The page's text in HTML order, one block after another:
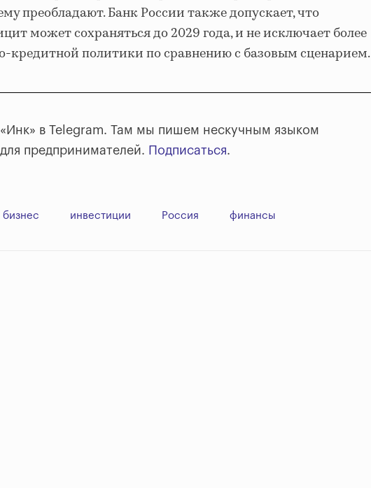
преобладают. Банк России также допускает, что
может сохраняться до 2029 года, и не исключает более
кредитной политики по сравнению с базовым сценарием.
в Telegram. Там мы пишем нескучным языком
предпринимателей. Подписаться.
бизнес инвестиции Россия финансы